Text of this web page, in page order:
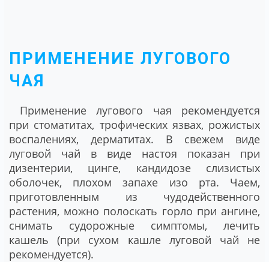
ПРИМЕНЕНИЕ ЛУГОВОГО
ЧАЯ
Применение лугового чая рекомендуется
при стоматитах, трофических язвах, рожистых
воспалениях, дерматитах. В свежем виде
луговой чай в виде настоя показан при
дизентерии, цинге, кандидозе слизистых
оболочек, плохом запахе изо рта. Чаем,
приготовленным из чудодейственного
растения, можно полоскать горло при ангине,
снимать судорожные симптомы, лечить
кашель (при сухом кашле луговой чай не
рекомендуется).